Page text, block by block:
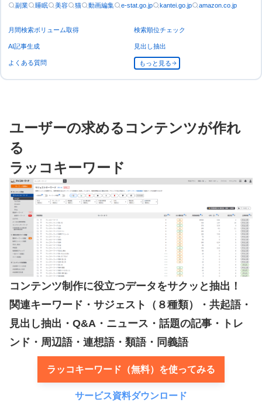
副業 睡眠 美容 猫 動画編集 e-stat.go.jp kantei.go.jp amazon.co.jp
月間検索ボリューム取得 検索順位チェック
AI記事生成 見出し抽出
よくある質問 もっと見る
ユーザーの求めるコンテンツが作れ
る
ラッコキーワード
コンテンツ制作に役立つデータをサクッと抽出！
関連キーワード・サジェスト（８種類）・共起語・
見出し抽出・Q&A・ニュース・話題の記事・トレ
ンド・周辺語・連想語・類語・同義語
ラッコキーワード（無料）を使ってみる
サービス資料ダウンロード